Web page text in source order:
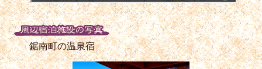
鋸南町の温泉宿